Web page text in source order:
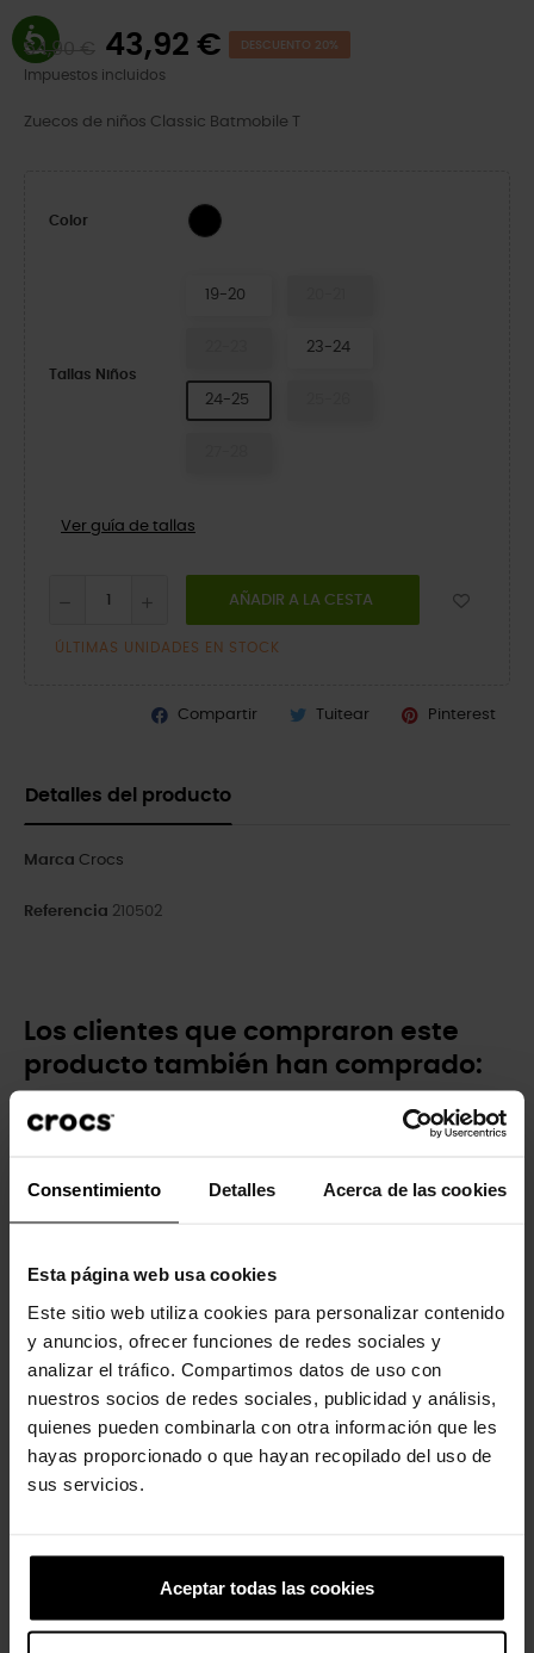
Consentimiento Detalles Acerca de las cookies
Esta página web usa cookies
Este sitio web utiliza cookies para personalizar contenido
y anuncios, ofrecer funciones de redes sociales y
analizar el tráfico. Compartimos datos de uso con
nuestros socios de redes sociales, publicidad y análisis,
quienes pueden combinarla con otra información que les
hayas proporcionado o que hayan recopilado del uso de
sus servicios.
Aceptar todas las cookies
54,90 € 43,92 € DESCUENTO 20%
Impuestos incluidos
Zuecos de niños Classic Batmobile T
Color Black
Tallas Niños
19-20
23-24
24-25
Ver guía de tallas
AÑADIR A LA CESTA
ÚLTIMAS UNIDADES EN STOCK
Compartir Tuitear Pinterest
Detalles del producto
Marca Crocs
Referencia 210502
Los clientes que compraron este
producto también han comprado:
-20%
Palmera
4,99 € 3,99 €
Zuecos unisex Classic U
59,90 € 47,92 €
4 otros productos de la misma